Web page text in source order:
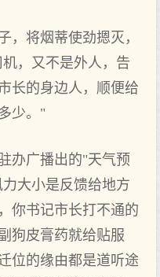
，将烟蒂使劲摁灭，
，又不是外人，告
长的身边人，顺便给
少。"
办广播出的"天气预
大小是反馈给地方
你书记市长打不通的
狗皮膏药就给贴服
位的缘由都是道听途